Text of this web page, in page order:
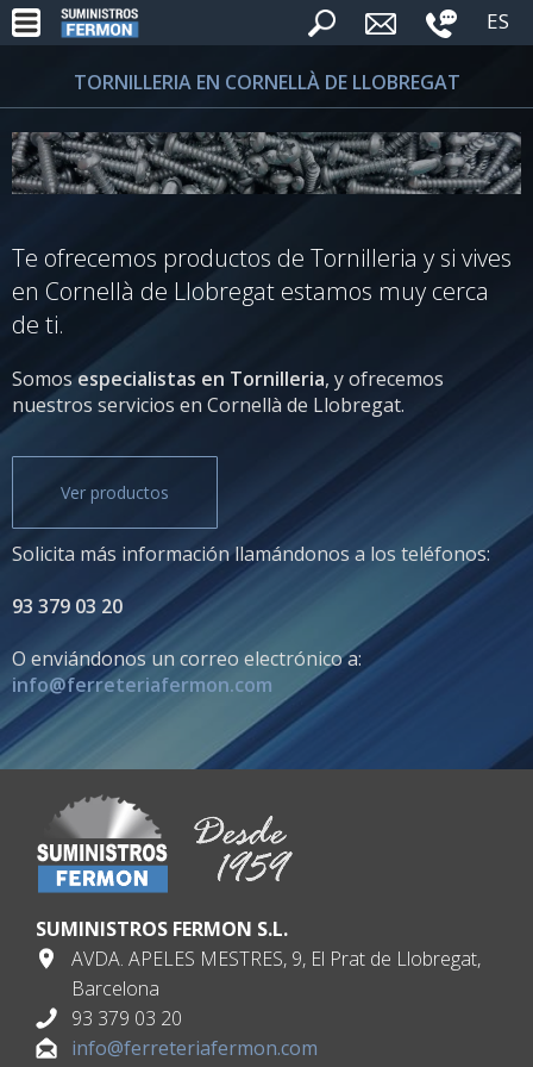
ES
TORNILLERIA EN CORNELLÀ DE LLOBREGAT
Te ofrecemos productos de Tornilleria y si vives
en Cornellà de Llobregat estamos muy cerca
de ti.
Somosespecialistas en Tornilleria, y ofrecemos
nuestros servicios en Cornellà de Llobregat.
Ver productos
Solicita más información llamándonos a los teléfonos:
93 379 03 20
O enviándonos un correo electrónico a:
info@ferreteriafermon.com
SUMINISTROS FERMON S.L.
AVDA. APELES MESTRES, 9, El Prat de Llobregat,
Barcelona
93 379 03 20
info@ferreteriafermon.com